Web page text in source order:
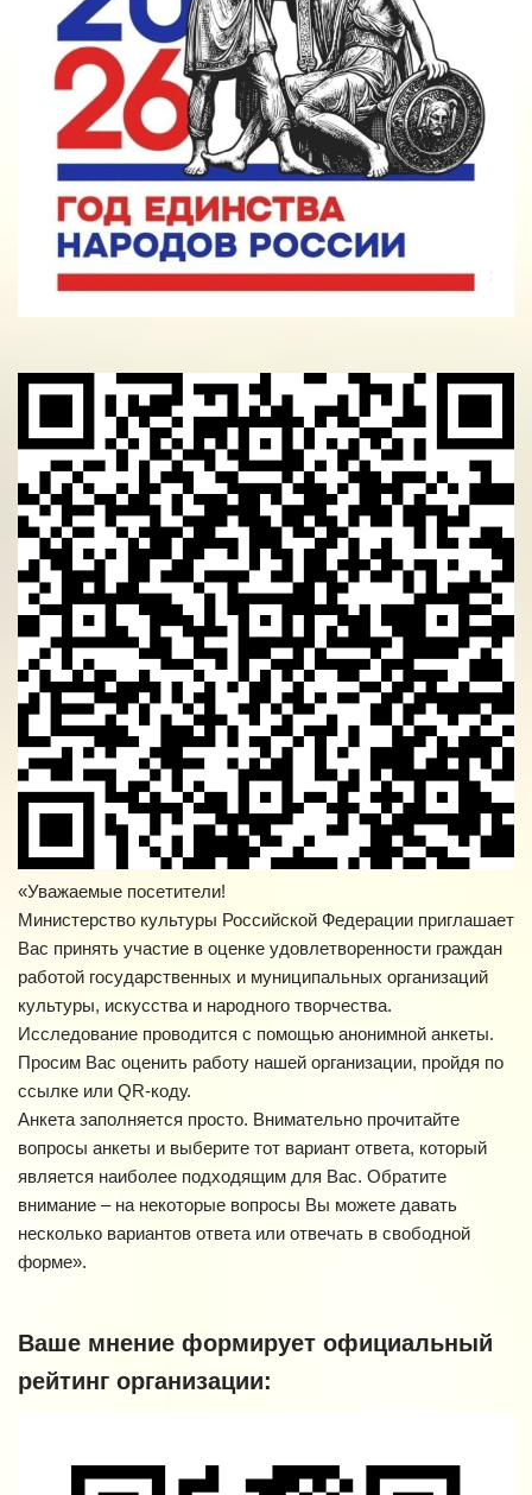
«Уважаемые посетители!
Министерство культуры Российской Федерации приглашает
Вас принять участие в оценке удовлетворенности граждан
работой государственных и муниципальных организаций
культуры, искусства и народного творчества.
Исследование проводится с помощью анонимной анкеты.
Просим Вас оценить работу нашей организации, пройдя по
ссылке или QR-коду.
Анкета заполняется просто. Внимательно прочитайте
вопросы анкеты и выберите тот вариант ответа, который
является наиболее подходящим для Вас. Обратите
внимание – на некоторые вопросы Вы можете давать
несколько вариантов ответа или отвечать в свободной
форме».
Ваше мнение формирует официальный
рейтинг организации: